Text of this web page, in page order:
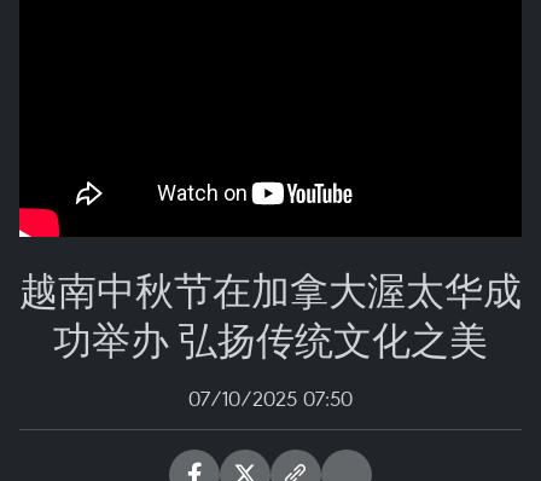
越南中秋节在加拿大渥太华成
功举办 弘扬传统文化之美
07/10/2025 07:50